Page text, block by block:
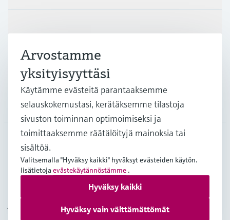
Asiakastuki
Yritys
FIN•
Copyright © Endress+Hauser Group Services AG
Käyttöehdot
Tietosuojakäytäntö
Yleiset sopimusehdot
Arvostamme
yksityisyyttäsi
Käytämme evästeitä parantaaksemme
selauskokemustasi, kerätäksemme tilastoja
sivuston toiminnan optimoimiseksi ja
toimittaaksemme räätälöityjä mainoksia tai
sisältöä.
Valitsemalla "Hyväksy kaikki" hyväksyt evästeiden käytön.
lisätietoja evästekäytännöstämme .
Hyväksy vain välttämättömät
Hyväksy kaikki